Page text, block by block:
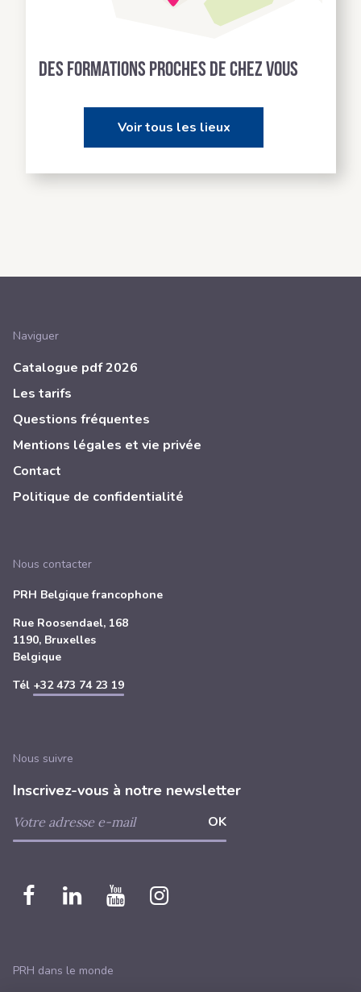
Des formations proches de chez vous
Voir tous les lieux
Naviguer
Catalogue pdf 2026
Les tarifs
Questions fréquentes
Mentions légales et vie privée
Contact
Politique de confidentialité
Nous contacter
PRH Belgique francophone
Rue Roosendael, 168
1190, Bruxelles
Belgique
Tél +32 473 74 23 19
Nous suivre
Inscrivez-vous à notre newsletter
Nous
sur
Nous
sur
Nous
sur
Nous
PRH dans le monde